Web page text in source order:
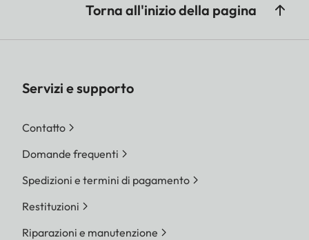
Torna all'inizio della pagina
Servizi e supporto
Contatto
Domande frequenti
Spedizioni e termini di pagamento
Restituzioni
Riparazioni e manutenzione